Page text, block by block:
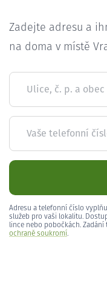
Zadejte adresu a
na doma v místě
Ulice, č. p. a obec
Vaše telefonní
Adresu a telefonní číslo
služeb pro vaši lokalitu.
lince nebo pobočkách.
ochraně soukromí.